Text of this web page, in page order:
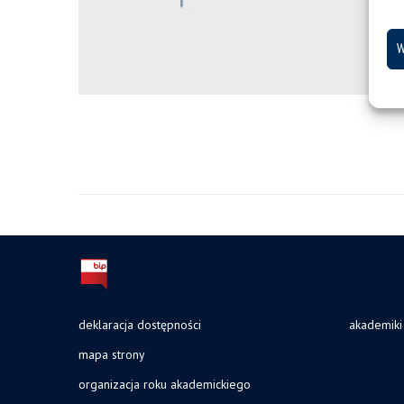
deklaracja dostępności
mapa strony
organizacja roku akademickiego
akademiki